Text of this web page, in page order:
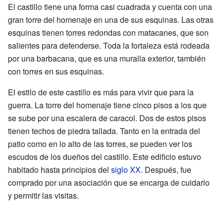
El castillo tiene una forma casi cuadrada y cuenta con una
gran torre del homenaje en una de sus esquinas. Las otras
esquinas tienen torres redondas con matacanes, que son
salientes para defenderse. Toda la fortaleza está rodeada
por una barbacana, que es una muralla exterior, también
con torres en sus esquinas.
El estilo de este castillo es más para vivir que para la
guerra. La torre del homenaje tiene cinco pisos a los que
se sube por una escalera de caracol. Dos de estos pisos
tienen techos de piedra tallada. Tanto en la entrada del
patio como en lo alto de las torres, se pueden ver los
escudos de los dueños del castillo. Este edificio estuvo
habitado hasta principios del siglo XX. Después, fue
comprado por una asociación que se encarga de cuidarlo
y permitir las visitas.